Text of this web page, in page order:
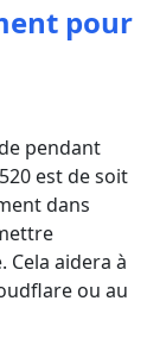
pour
pendant
est de soit
dans
aidera à
ou au